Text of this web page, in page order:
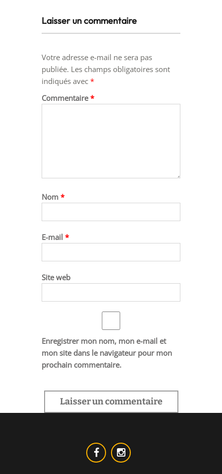
Laisser un commentaire
Votre adresse e-mail ne sera pas
publiée. Les champs obligatoires sont
indiqués avec *
Commentaire*
Nom *
E-mail *
Site web
Enregistrer mon nom, mon e-mail et
mon site dans le navigateur pour mon
prochain commentaire.